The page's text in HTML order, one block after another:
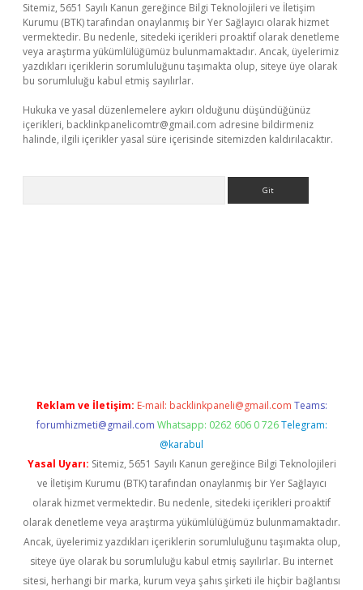
Sitemiz, 5651 Sayılı Kanun gereğince Bilgi Teknolojileri ve İletişim
Kurumu (BTK) tarafından onaylanmış bir Yer Sağlayıcı olarak hizmet
vermektedir. Bu nedenle, sitedeki içerikleri proaktif olarak denetleme
veya araştırma yükümlülüğümüz bulunmamaktadır. Ancak, üyelerimiz
yazdıkları içeriklerin sorumluluğunu taşımakta olup, siteye üye olarak
bu sorumluluğu kabul etmiş sayılırlar.
Hukuka ve yasal düzenlemelere aykırı olduğunu düşündüğünüz
içerikleri, backlinkpanelicomtr@gmail.com adresine bildirmeniz
halinde, ilgili içerikler yasal süre içerisinde sitemizden kaldırılacaktır.
Reklam ve İletişim: E-mail: backlinkpaneli@gmail.com Teams:
forumhizmeti@gmail.com Whatsapp: 0262 606 0 726 Telegram:
@karabul
Yasal Uyarı: Sitemiz, 5651 Sayılı Kanun gereğince Bilgi Teknolojileri
ve İletişim Kurumu (BTK) tarafından onaylanmış bir Yer Sağlayıcı
olarak hizmet vermektedir. Bu nedenle, sitedeki içerikleri proaktif
olarak denetleme veya araştırma yükümlülüğümüz bulunmamaktadır.
Ancak, üyelerimiz yazdıkları içeriklerin sorumluluğunu taşımakta olup,
siteye üye olarak bu sorumluluğu kabul etmiş sayılırlar. Bu internet
sitesi, herhangi bir marka, kurum veya şahıs şirketi ile hiçbir bağlantısı